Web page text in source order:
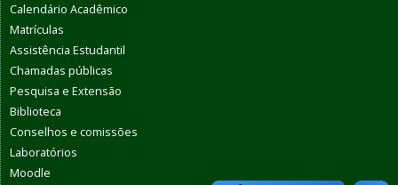
Calendário Acadêmico
Matrículas
Assistência Estudantil
Chamadas públicas
Pesquisa e Extensão
Biblioteca
Conselhos e comissões
Laboratórios
Moodle